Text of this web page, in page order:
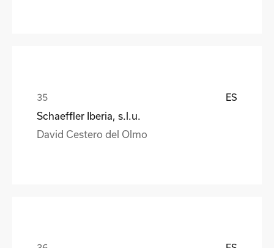
ES
Schaeffler Iberia, s.l.u.
David Cestero del Olmo